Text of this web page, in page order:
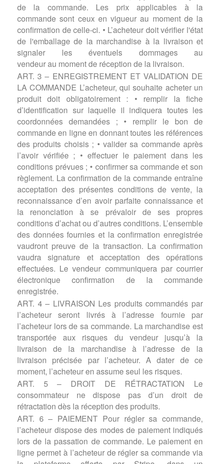
de la commande. Les prix applicables à la
commande sont ceux en vigueur au moment de la
confirmation de celle-ci. • L’acheteur doit vérifier l'état
de l'emballage de la marchandise à la livraison et
signaler les éventuels dommages au
vendeur au moment de réception de la livraison.
ART. 3 – ENREGISTREMENT ET VALIDATION DE
LA COMMANDE L’acheteur, qui souhaite acheter un
produit doit obligatoirement : • remplir la fiche
d’identification sur laquelle il indiquera toutes les
coordonnées demandées ; • remplir le bon de
commande en ligne en donnant toutes les références
des produits choisis ; • valider sa commande après
l’avoir vérifiée ; • effectuer le paiement dans les
conditions prévues ; • confirmer sa commande et son
règlement. La confirmation de la commande entraîne
acceptation des présentes conditions de vente, la
reconnaissance d’en avoir parfaite connaissance et
la renonciation à se prévaloir de ses propres
conditions d’achat ou d’autres conditions. L’ensemble
des données fournies et la confirmation enregistrée
vaudront preuve de la transaction. La confirmation
vaudra signature et acceptation des opérations
effectuées. Le vendeur communiquera par courrier
électronique confirmation de la commande
enregistrée.
ART. 4 – LIVRAISON Les produits commandés par
l’acheteur seront livrés à l’adresse fournie par
l’acheteur lors de sa commande. La marchandise est
transportée aux risques du vendeur jusqu’à la
livraison de la marchandise à l’adresse de la
livraison précisée par l’acheteur. A dater de ce
moment, l’acheteur en assume seul les risques.
ART. 5 – DROIT DE RÉTRACTATION Le
consommateur ne dispose pas d’un droit de
rétractation dès la réception des produits.
ART. 6 – PAIEMENT Pour régler sa commande,
l’acheteur dispose des modes de paiement indiqués
lors de la passation de commande. Le paiement en
ligne permet à l’acheteur de régler sa commande via